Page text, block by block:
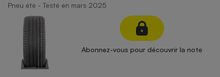
Pneu été - Testé en mars 2025
Abonnez-vous pour découvrir la note